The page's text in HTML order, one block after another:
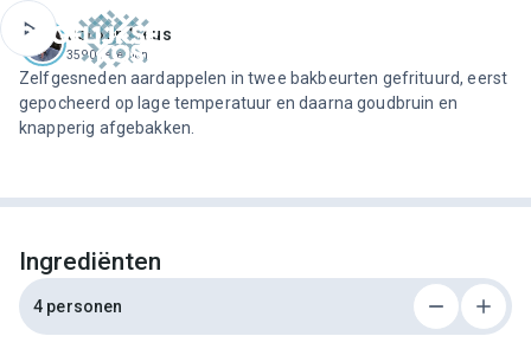
Jeroen Meus
3590 recepten
Zelfgesneden aardappelen in twee bakbeurten gefrituurd, eerst
gepocheerd op lage temperatuur en daarna goudbruin en
knapperig afgebakken.
Ingrediënten
4 personen